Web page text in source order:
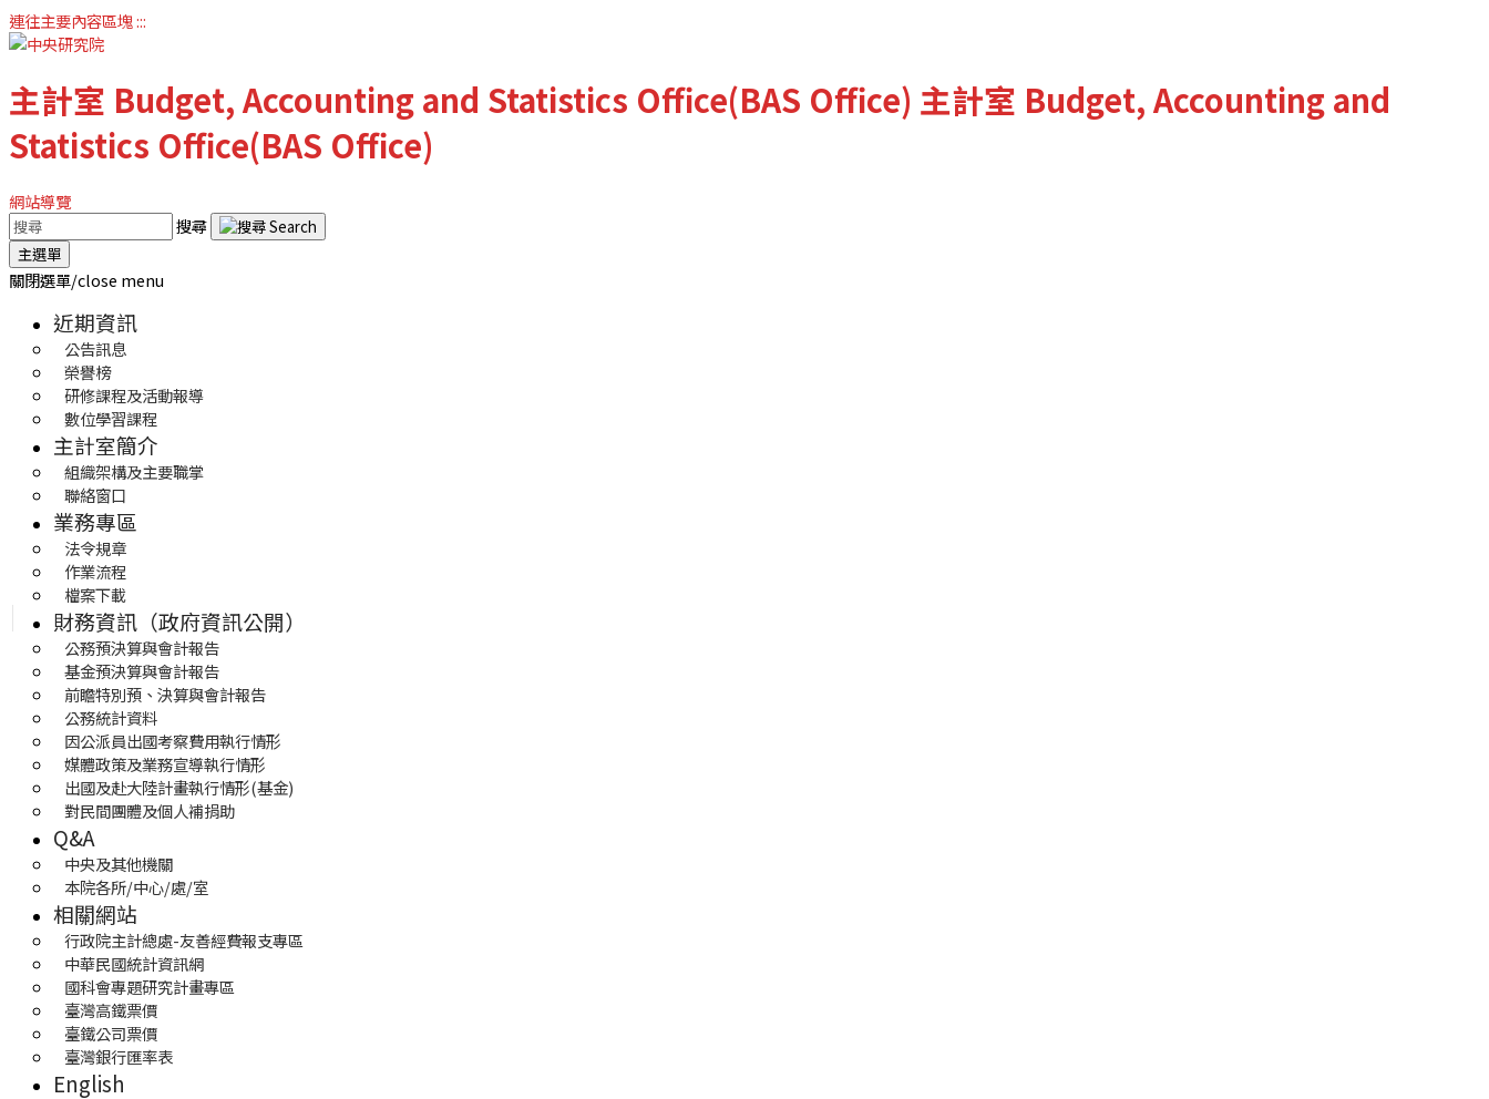
連往主要內容區塊:::
主計室 Budget, Accounting and Statistics Office(BAS Office) 主計室 Budget, Accounting and
Statistics Office(BAS Office)
網站導覽
搜尋
主選單
關閉選單/close menu
近期資訊
公告訊息
榮譽榜
研修課程及活動報導
數位學習課程
主計室簡介
組織架構及主要職掌
聯絡窗口
業務專區
法令規章
作業流程
檔案下載
財務資訊（政府資訊公開）
公務預決算與會計報告
基金預決算與會計報告
前瞻特別預、決算與會計報告
公務統計資料
因公派員出國考察費用執行情形
媒體政策及業務宣導執行情形
出國及赴大陸計畫執行情形(基金)
對民間團體及個人補捐助
Q&A
中央及其他機關
本院各所/中心/處/室
相關網站
行政院主計總處-友善經費報支專區
中華民國統計資訊網
國科會專題研究計畫專區
臺灣高鐵票價
臺鐵公司票價
臺灣銀行匯率表
English